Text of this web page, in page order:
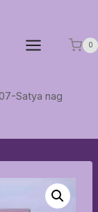
0
Satya nag